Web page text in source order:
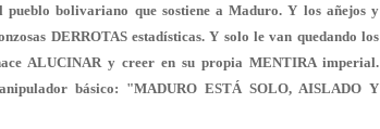
bolivariano que sostiene a Maduro. Y los añejos y
DERROTAS estadísticas. Y solo le van quedando los
ALUCINAR y creer en su propia MENTIRA imperial.
básico: "MADURO ESTÁ SOLO, AISLADO Y